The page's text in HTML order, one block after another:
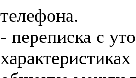
телефона.
- переписка с